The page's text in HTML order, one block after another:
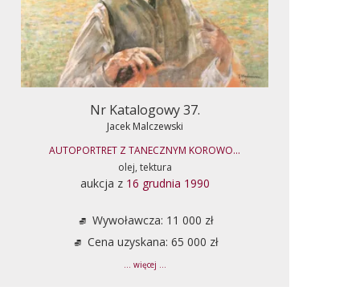
Nr Katalogowy 37.
Jacek Malczewski
AUTOPORTRET Z TANECZNYM KOROWO...
olej, tektura
aukcja z 16 grudnia 1990
Wywoławcza: 11 000 zł
Cena uzyskana: 65 000 zł
... więcej ...